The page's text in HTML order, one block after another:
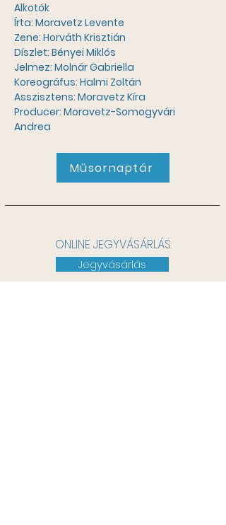
Alkotók
Írta: Moravetz Levente
Zene: Horváth Krisztián
Díszlet: Bényei Miklós
Jelmez: Molnár Gabriella
Koreográfus: Halmi Zoltán
Asszisztens: Moravetz Kíra
Producer: Moravetz-Somogyvári
Andrea
Műsornaptár
ONLINE JEGYVÁSÁRLÁS:
Jegyvásárlás